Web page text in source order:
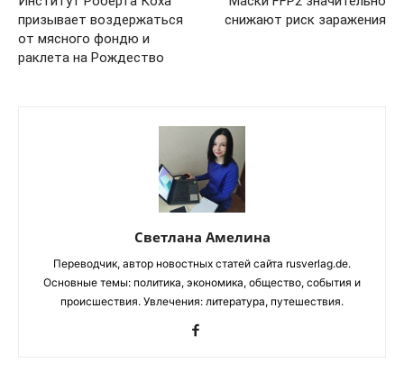
призывает воздержаться
от мясного фондю и
раклета на Рождество
снижают риск заражения
Светлана Амелина
Переводчик, автор новостных статей сайта rusverlag.de.
Основные темы: политика, экономика, общество, события и
происшествия. Увлечения: литература, путешествия.